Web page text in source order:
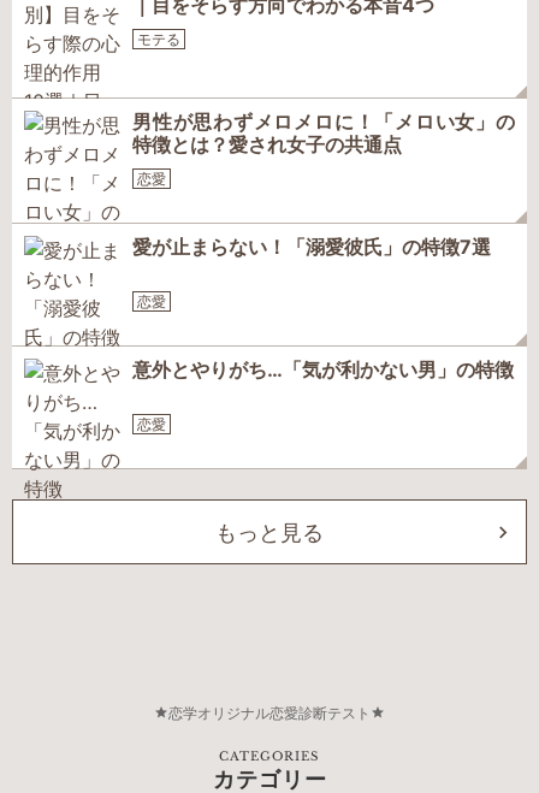
｜目をそらす方向でわかる本音4つ
モテる
男性が思わずメロメロに！「メロい女」の
特徴とは？愛され女子の共通点
恋愛
愛が止まらない！「溺愛彼氏」の特徴7選
恋愛
意外とやりがち…「気が利かない男」の特徴
恋愛
もっと見る
恋学オリジナル恋愛診断テスト
CATEGORIES
カテゴリー